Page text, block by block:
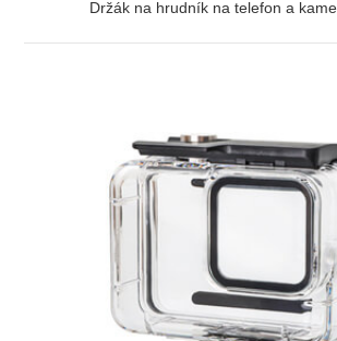
Držák na hrudník na telefon a